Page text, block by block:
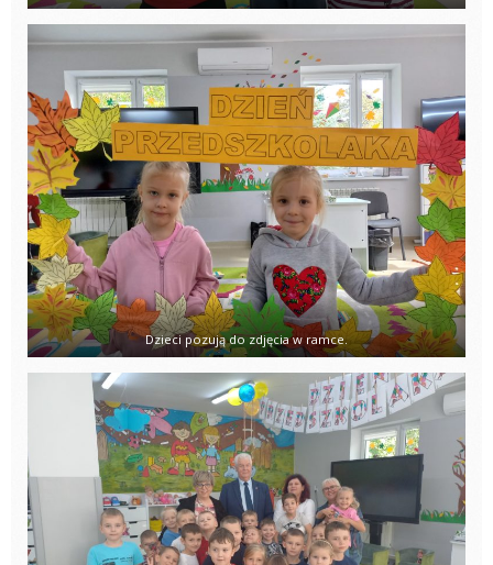
Dzieci pozują do zdjęcia w ramce.